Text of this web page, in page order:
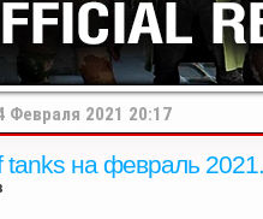
Февраля 2021 20:17
tanks на февраль